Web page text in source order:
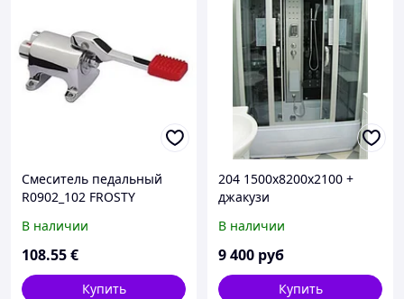
Смеситель педальный
R0902_102 FROSTY
В наличии
108.55€
Купить
204 1500x8200x2100 +
джакузи
В наличии
9 400 руб
Купить